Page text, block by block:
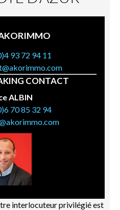
93 72 94 11
CONTACT
ALBIN
70 85 32 94
interlocuteur privilégié est